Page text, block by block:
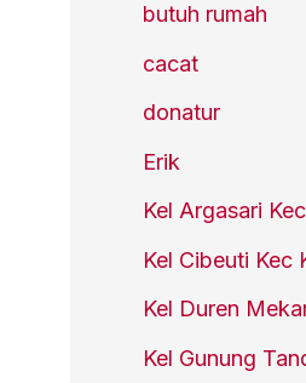
butuh rumah
cacat
donatur
Erik
Kel Argasari
Kel Cibeuti Kec
Kel Duren
Kel Gunung